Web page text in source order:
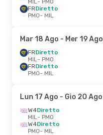
MIL- PMO
FRDiretto
PMO- MIL
Mar 18 Ago - Mer 19 Ago
FRDiretto
MIL- PMO
FRDiretto
PMO- MIL
Lun 17 Ago - Gio 20 Ago
W4Diretto
MIL- PMO
W4Diretto
PMO- MIL